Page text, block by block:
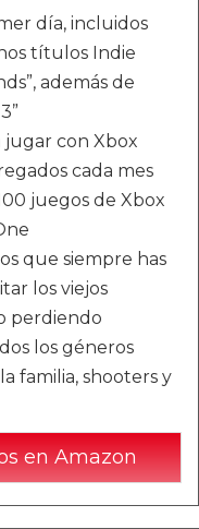
día, incluidos
títulos Indie
además de
jugar con Xbox
cada mes
juegos de Xbox
que siempre has
los viejos
perdiendo
los géneros
familia, shooters y
en Amazon